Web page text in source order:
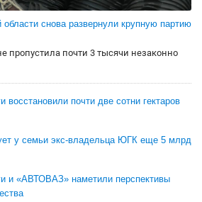
области снова развернули крупную партию
пропустила почти 3 тысячи незаконно
восстановили почти две сотни гектаров
у семьи экс-владельца ЮГК еще 5 млрд
и «АВТОВАЗ» наметили перспективы